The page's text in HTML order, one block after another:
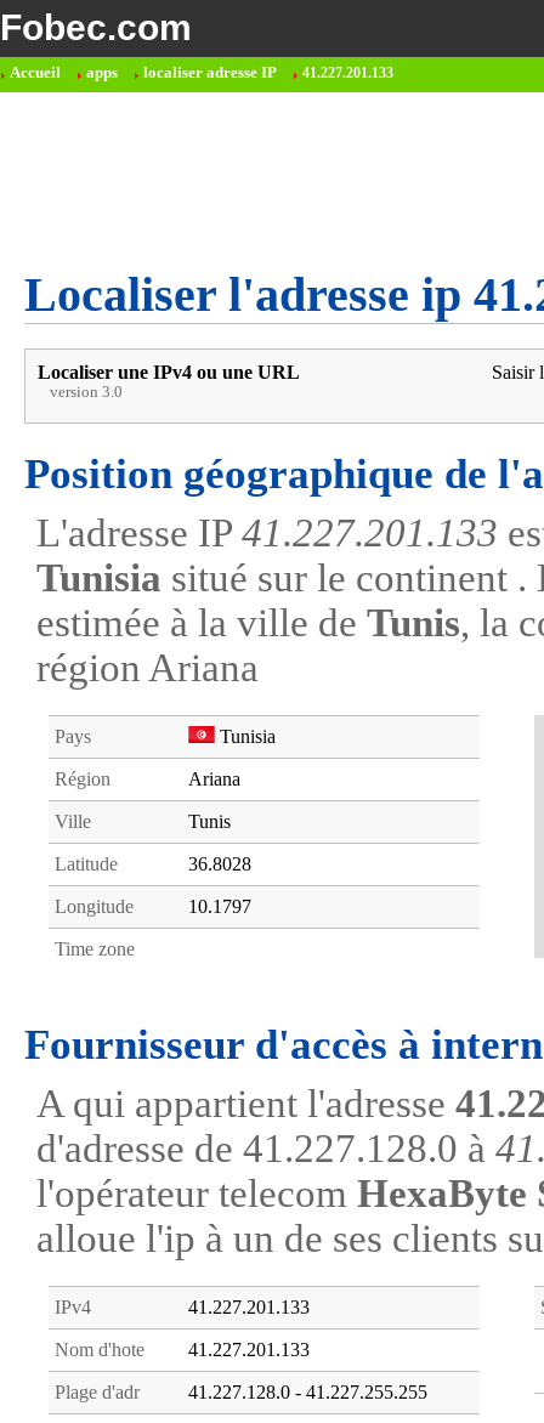
Fobec.com
Accueil apps localiser adresse IP 41.227.201.133
Localiser l'adresse ip
Localiser une IPv4 ou une URL
version 3.0
Saisir
Position géographique de
L'adresse IP 41.227.201.133
Tunisia situé sur le continent
estimée à la ville de Tunis, la
région Ariana
Pays Tunisia
Région Ariana
Ville Tunis
Latitude 36.8028
Longitude 10.1797
Time zone
Fournisseur d'accès à
A qui appartient l'adresse
d'adresse de 41.227.128.0 à
l'opérateur telecom HexaByte
alloue l'ip à un de ses clients
IPv4 41.227.201.133
Nom d'hote 41.227.201.133
Plage d'adr 41.227.128.0 - 41.227.255.255